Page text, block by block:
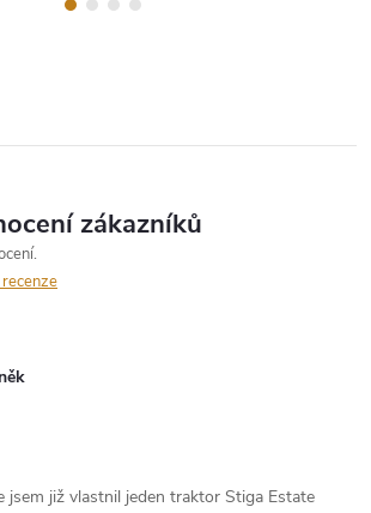
zákazníků
jsem již vlastnil jeden traktor Stiga Estate